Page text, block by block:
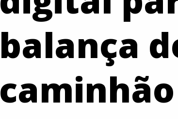
balança
caminhão